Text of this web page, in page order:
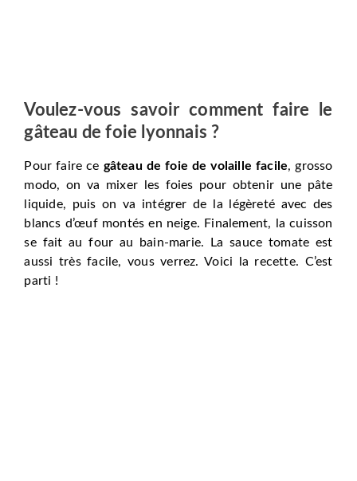
Voulez-vous savoir comment faire le
gâteau de foie lyonnais ?
Pour faire ce gâteau de foie de volaille facile, grosso
modo, on va mixer les foies pour obtenir une pâte
liquide, puis on va intégrer de la légèreté avec des
blancs d’œuf montés en neige. Finalement, la cuisson
se fait au four au bain-marie. La sauce tomate est
aussi très facile, vous verrez. Voici la recette. C’est
parti !